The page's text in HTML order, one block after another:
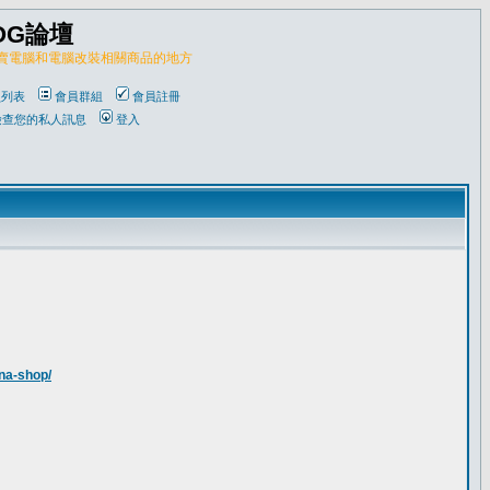
論壇
電腦和電腦改裝相關商品的地方
表 會員群組
會員註冊
您的私人訊息
登入
shop/